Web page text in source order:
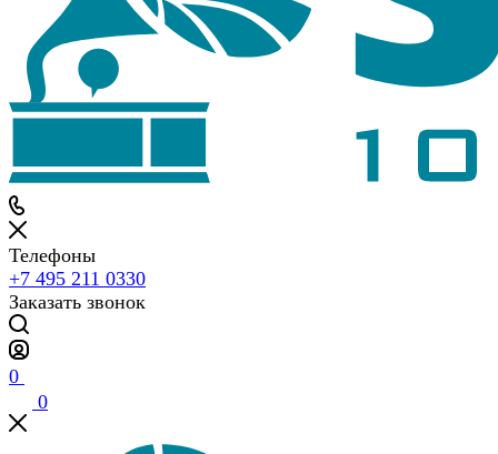
Телефоны
+7 495 211 0330
Заказать звонок
0
0